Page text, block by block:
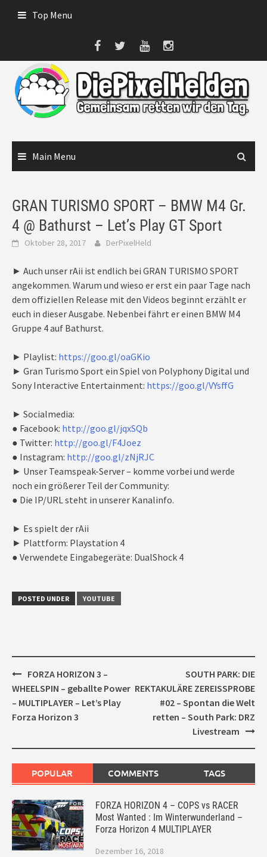
Top Menu
Main Menu
GRAN TURISMO SPORT – BMW M4 Gr.
4 @ Bathurst – Let’s Play GT Sport
Oktober 28, 2017 DerPixelHeld
► Auch unser rAii ist endlich bei GRAN TURISMO SPORT
angekommen. Warum und wieso er erst ein paar Tage nach
dem offiziellen Release mit den Videos beginnt erzählt er
euch in dieser Ausgabe. Nebenbei fährt er einen BMW M4
Gruppe 4 auf Bathurst.
► Playlist: https://goo.gl/oaGKio
► Gran Turismo Sport ein Spiel von Polyphony Digital und
Sony Interactive Entertainment: https://goo.gl/VYsffG
► Socialmedia:
● Facebook: http://goo.gl/jqxSQb
● Twitter: http://goo.gl/F4Joez
● Instagram: http://goo.gl/zNjRJC
► Unser Teamspeak-Server – komme vorbei und werde
noch ein größerer Teil der Community:
● Die IP/URL steht in unserer Kanalinfo.
► Es spielt der rAii
► Plattform: Playstation 4
● Verwendete Eingabegeräte: DualShock 4
POSTED UNDER YOUTUBE
Post
navigation
FORZA HORIZON 3 –
WHEELSPIN – geballte Power
– MULTIPLAYER – Let’s Play
Forza Horizon 3
SOUTH PARK: DIE
REKTAKULÄRE ZEREISSPROBE
#02 – Spontan die Welt
retten – South Park: DRZ
Livestream
POPULAR COMMENTS TAGS
FORZA HORIZON 4 – COPS vs RACER
Most Wanted : Im Winterwunderland –
Forza Horizon 4 MULTIPLAYER
Dezember 16, 2018